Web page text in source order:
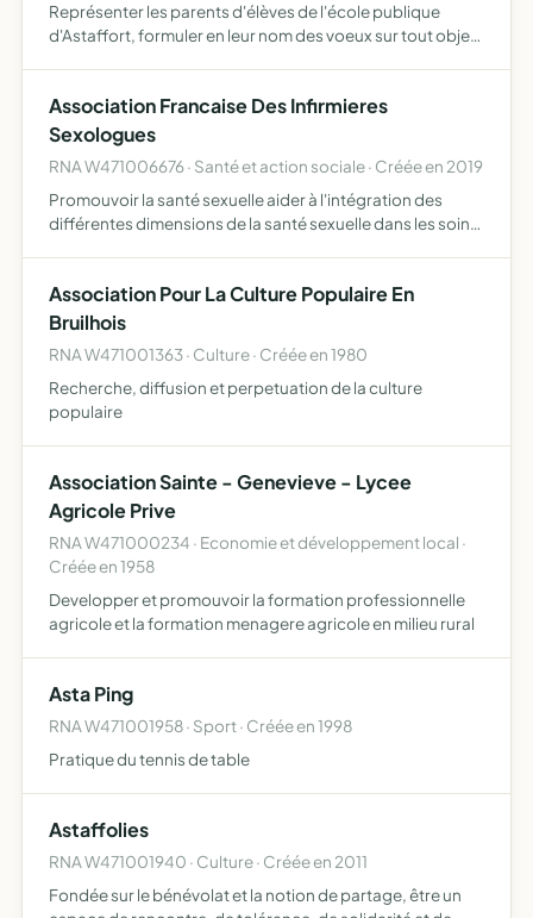
Représenter les parents d'élèves de l'école publique
d'Astaffort, formuler en leur nom des voeux sur tout objet
Association Francaise Des Infirmieres
Sexologues
RNA W471006676 · Santé et action sociale · Créée en 2019
Promouvoir la santé sexuelle aider à l'intégration des
différentes dimensions de la santé sexuelle dans les soins
Association Pour La Culture Populaire En
Bruilhois
RNA W471001363 · Culture · Créée en 1980
Recherche, diffusion et perpetuation de la culture
populaire
Association Sainte - Genevieve - Lycee
Agricole Prive
RNA W471000234 · Economie et développement local ·
Créée en 1958
Developper et promouvoir la formation professionnelle
agricole et la formation menagere agricole en milieu rural
Asta Ping
RNA W471001958 · Sport · Créée en 1998
Pratique du tennis de table
Astaffolies
RNA W471001940 · Culture · Créée en 2011
Fondée sur le bénévolat et la notion de partage, être un